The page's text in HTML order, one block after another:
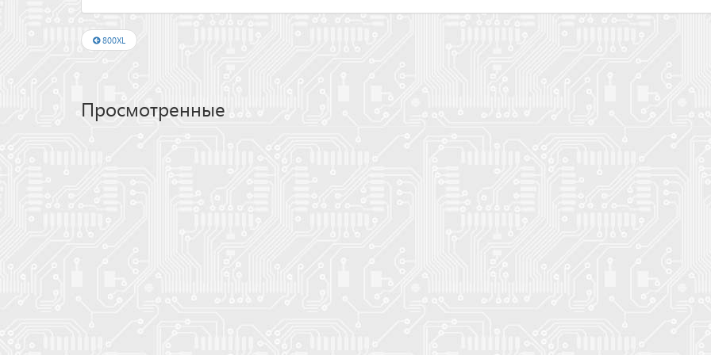
800XL
Просмотренные